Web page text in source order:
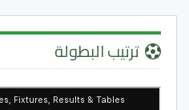
ترتيب البطولة